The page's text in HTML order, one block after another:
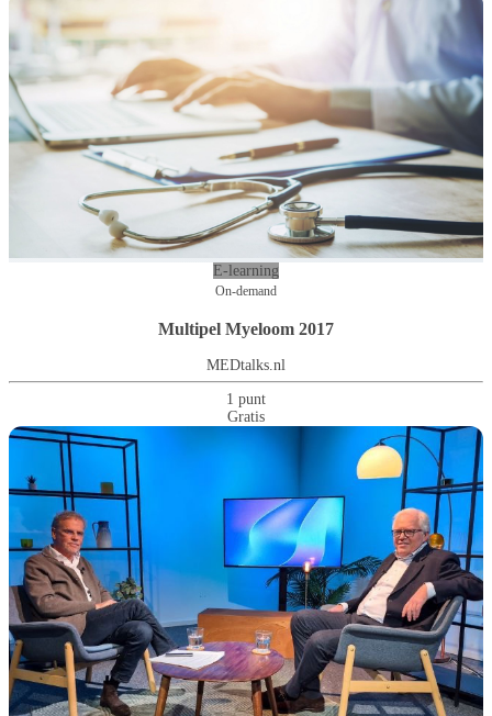
E-learning
On-demand
Multipel Myeloom 2017
MEDtalks.nl
1 punt
Gratis